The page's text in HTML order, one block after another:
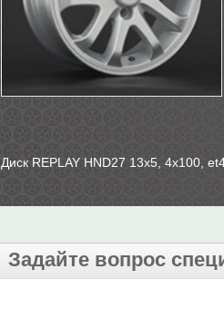
Диск REPLAY HND27 13х5, 4х100,
Задайте вопрос